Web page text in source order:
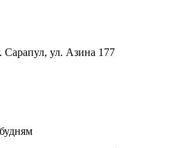
Сарапул, ул. Азина 177